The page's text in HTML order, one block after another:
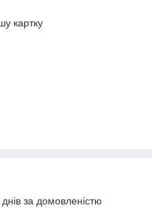
картку
за домовленістю